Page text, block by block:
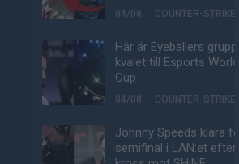
04/08 COUNTER-STRIKE
Här är Eyeballers grupp i
kvalet till Esports World
Cup
04/08 COUNTER-STRIKE
Johnny Speeds klara för
semifinal i LAN:et efter